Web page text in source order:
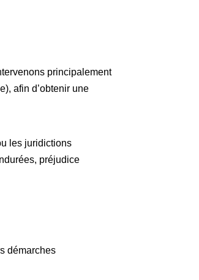
principalement
afin d’obtenir une
les juridictions
préjudice
démarches